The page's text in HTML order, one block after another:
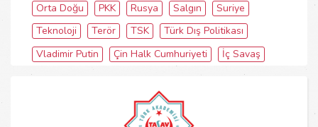
Orta Doğu
PKK Rusya Salgın
Suriye
Teknoloji
Terör TSK
Türk Dış Politikası
Vladimir Putin
Çin Halk Cumhuriyeti İç Savaş